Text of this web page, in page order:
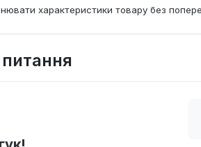
характеристики товару без
питання